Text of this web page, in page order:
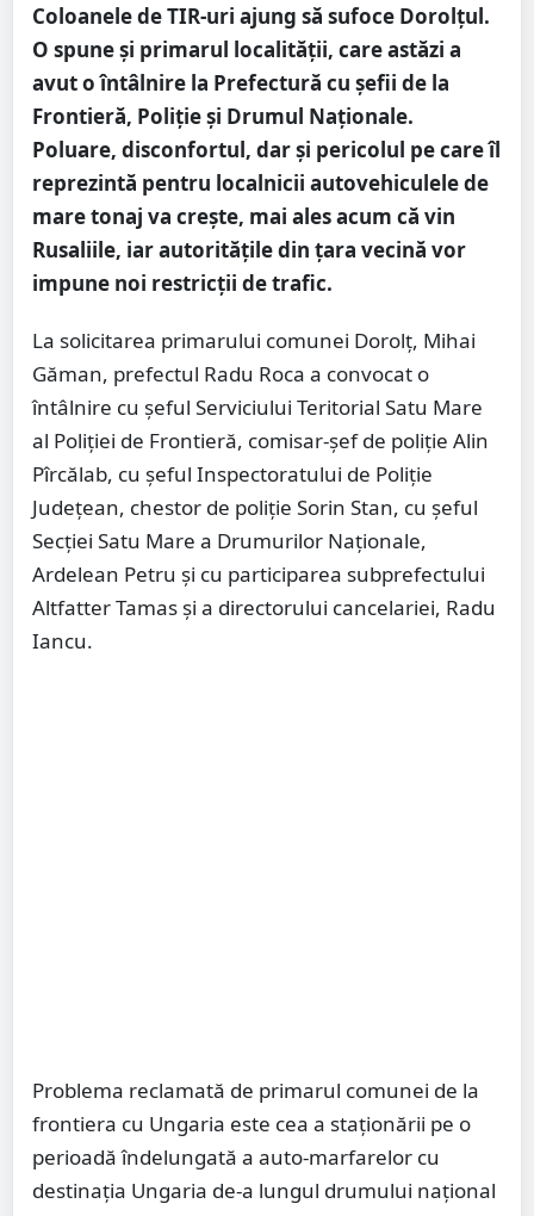
Coloanele de TIR-uri ajung să sufoce Dorolțul.
O spune și primarul localității, care astăzi a
avut o întâlnire la Prefectură cu șefii de la
Frontieră, Poliție și Drumul Naționale.
Poluare, disconfortul, dar și pericolul pe care îl
reprezintă pentru localnicii autovehiculele de
mare tonaj va crește, mai ales acum că vin
Rusaliile, iar autoritățile din țara vecină vor
impune noi restricții de trafic.
La solicitarea primarului comunei Dorolț, Mihai
Găman, prefectul Radu Roca a convocat o
întâlnire cu șeful Serviciului Teritorial Satu Mare
al Poliției de Frontieră, comisar-șef de poliție Alin
Pîrcălab, cu șeful Inspectoratului de Poliție
Județean, chestor de poliție Sorin Stan, cu șeful
Secției Satu Mare a Drumurilor Naționale,
Ardelean Petru și cu participarea subprefectului
Altfatter Tamas și a directorului cancelariei, Radu
Iancu.
Problema reclamată de primarul comunei de la
frontiera cu Ungaria este cea a staționării pe o
perioadă îndelungată a auto-marfarelor cu
destinația Ungaria de-a lungul drumului național